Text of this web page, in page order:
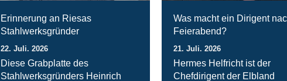
Erinnerung an Riesas
Stahlwerksgründer
22. Juli. 2026
Diese Grabplatte des
Stahlwerksgründers Heinrich
Was macht ein Dirigent
Feierabend?
21. Juli. 2026
Hermes Helfricht ist der
Chefdirigent der Elbland